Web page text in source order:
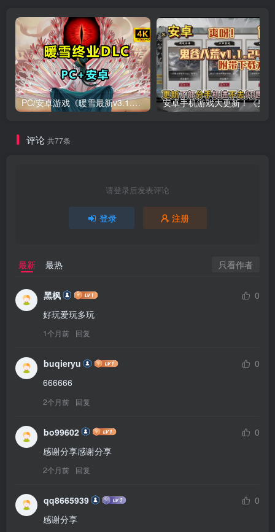
PC/安卓游戏《暖雪最新v3.1.0.1》终业DLC整合版！
评论 共77条
请登录后发表评论
登录 注册
最新 最热 只看作者
黑枫
0
好玩爱玩多玩
1个月前 回复
buqieryu
0
666666
2个月前 回复
bo99602
0
感谢分享感谢分享
2个月前 回复
qq8665939
0
感谢分享